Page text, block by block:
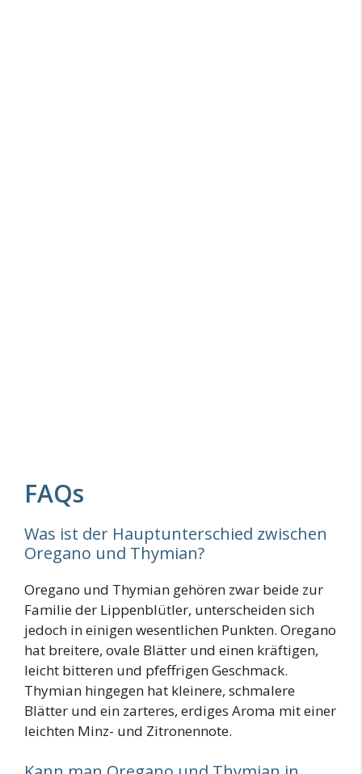
FAQs
Was ist der Hauptunterschied zwischen
Oregano und Thymian?
Oregano und Thymian gehören zwar beide zur
Familie der Lippenblütler, unterscheiden sich
jedoch in einigen wesentlichen Punkten. Oregano
hat breitere, ovale Blätter und einen kräftigen,
leicht bitteren und pfeffrigen Geschmack.
Thymian hingegen hat kleinere, schmalere
Blätter und ein zarteres, erdiges Aroma mit einer
leichten Minz- und Zitronennote.